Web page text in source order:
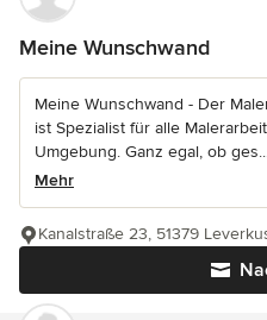
Meine Wunschwand
Meine Wunschwand - Der
ist Spezialist für alle
Umgebung. Ganz egal, ob
Mehr
Kanalstraße 23, 51379